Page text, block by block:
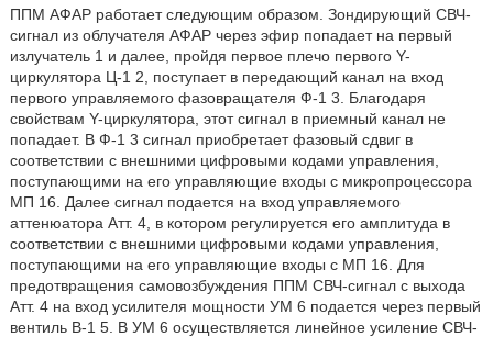
ППМ АФАР работает следующим образом. Зондирующий СВЧ-
сигнал из облучателя АФАР через эфир попадает на первый
излучатель 1 и далее, пройдя первое плечо первого Y-
циркулятора Ц-1 2, поступает в передающий канал на вход
первого управляемого фазовращателя Ф-1 3. Благодаря
свойствам Y-циркулятора, этот сигнал в приемный канал не
попадает. В Ф-1 3 сигнал приобретает фазовый сдвиг в
соответствии с внешними цифровыми кодами управления,
поступающими на его управляющие входы с микропроцессора
МП 16. Далее сигнал подается на вход управляемого
аттенюатора Атт. 4, в котором регулируется его амплитуда в
соответствии с внешними цифровыми кодами управления,
поступающими на его управляющие входы с МП 16. Для
предотвращения самовозбуждения ППМ СВЧ-сигнал с выхода
Атт. 4 на вход усилителя мощности УМ 6 подается через первый
вентиль В-1 5. В УМ 6 осуществляется линейное усиление СВЧ-